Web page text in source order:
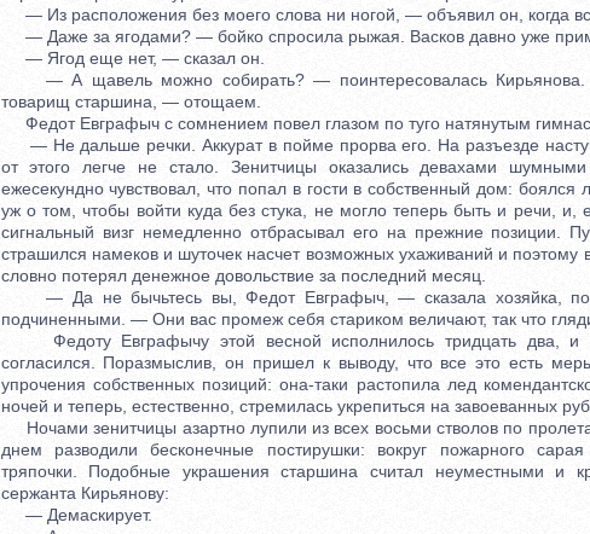
— Из расположения без моего слова ни ногой, — объявил он, когда
— Даже за ягодами? — бойко спросила рыжая. Васков давно уже
— Ягод еще нет, — сказал он.
— А щавель можно собирать? — поинтересовалась Кирьянова.
товарищ старшина, — отощаем.
Федот Евграфыч с сомнением повел глазом по туго натянутым
— Не дальше речки. Аккурат в пойме прорва его. На разъезде
от этого легче не стало. Зенитчицы оказались девахами
ежесекундно чувствовал, что попал в гости в собственный дом: боялся
уж о том, чтобы войти куда без стука, не могло теперь быть и речи, и,
сигнальный визг немедленно отбрасывал его на прежние позиции.
страшился намеков и шуточек насчет возможных ухаживаний и поэтому
словно потерял денежное довольствие за последний месяц.
— Да не бычьтесь вы, Федот Евграфыч, — сказала хозяйка,
подчиненными. — Они вас промеж себя стариком величают, так что
Федоту Евграфычу этой весной исполнилось тридцать два, и
согласился. Поразмыслив, он пришел к выводу, что все это есть
упрочения собственных позиций: она-таки растопила лед
ночей и теперь, естественно, стремилась укрепиться на завоеванных
Ночами зенитчицы азартно лупили из всех восьми стволов по
днем разводили бесконечные постирушки: вокруг пожарного
тряпочки. Подобные украшения старшина считал неуместными и
сержанта Кирьянову:
— Демаскирует.